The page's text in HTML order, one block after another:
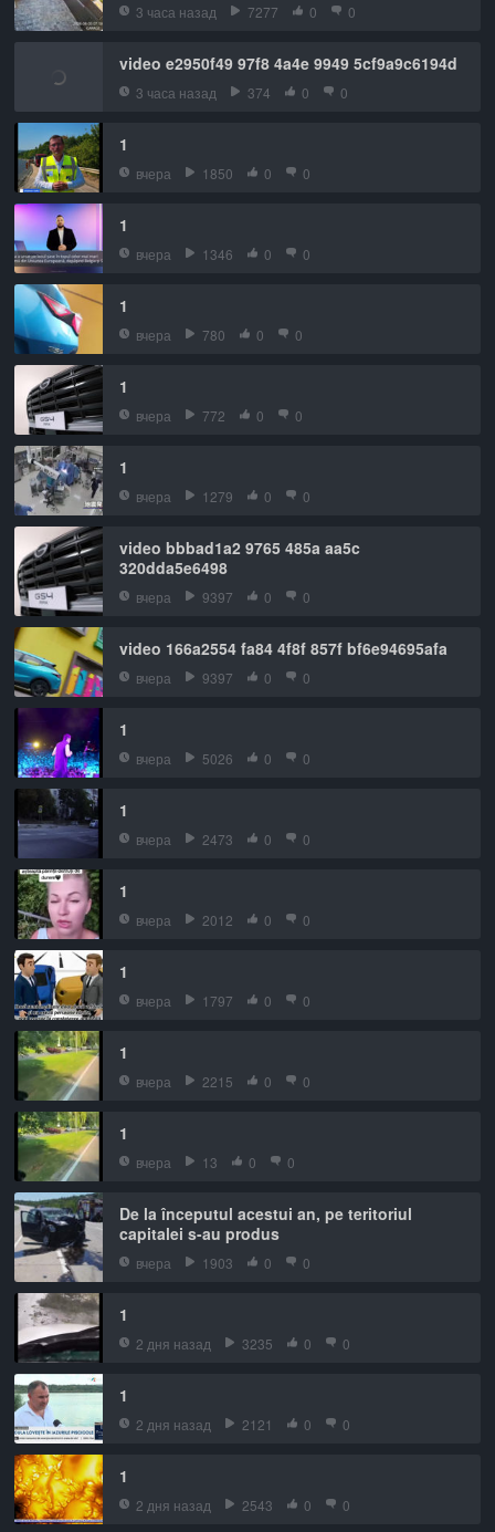
3 часа назад 7277 0 0
video e2950f49 97f8 4a4e 9949 5cf9a9c6194d
3 часа назад 374 0 0
1
вчера 1850 0 0
1
вчера 1346 0 0
1
вчера 780 0 0
1
вчера 772 0 0
1
вчера 1279 0 0
video bbbad1a2 9765 485a aa5c
320dda5e6498
вчера 9397 0 0
video 166a2554 fa84 4f8f 857f bf6e94695afa
вчера 9397 0 0
1
вчера 5026 0 0
1
вчера 2473 0 0
1
вчера 2012 0 0
1
вчера 1797 0 0
1
вчера 2215 0 0
1
вчера 13 0 0
De la începutul acestui an, pe teritoriul
capitalei s-au produs
вчера 1903 0 0
1
2 дня назад 3235 0 0
1
2 дня назад 2121 0 0
1
2 дня назад 2543 0 0